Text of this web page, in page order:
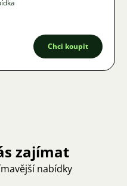
Chci koupit
zajímat
nabídky